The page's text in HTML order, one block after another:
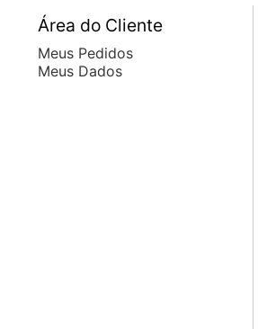
Área do Cliente
Meus Pedidos
Meus Dados